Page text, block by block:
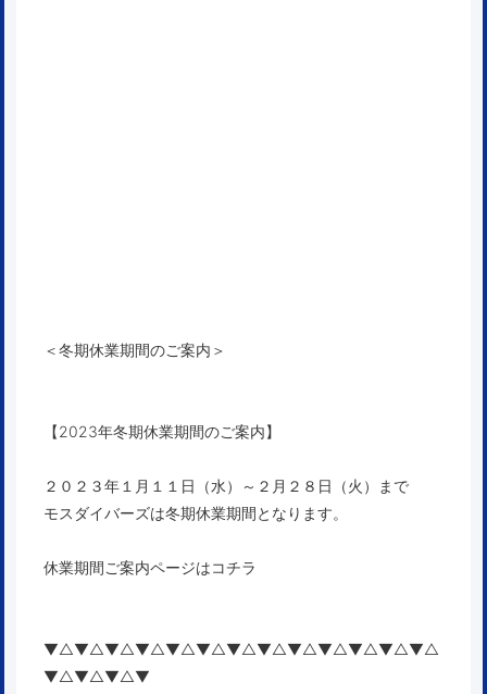
＜冬期休業期間のご案内＞
【2023年冬期休業期間のご案内】
２０２３年１月１１日（水）～２月２８日（火）まで
モスダイバーズは冬期休業期間となります。
休業期間ご案内ページはコチラ
▼△▼△▼△▼△▼△▼△▼△▼△▼△▼△▼△▼△▼△
▼△▼△▼△▼